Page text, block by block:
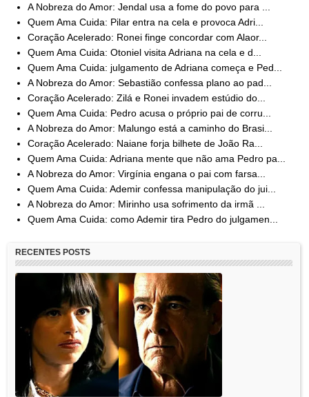
A Nobreza do Amor: Jendal usa a fome do povo para ...
Quem Ama Cuida: Pilar entra na cela e provoca Adri...
Coração Acelerado: Ronei finge concordar com Alaor...
Quem Ama Cuida: Otoniel visita Adriana na cela e d...
Quem Ama Cuida: julgamento de Adriana começa e Ped...
A Nobreza do Amor: Sebastião confessa plano ao pad...
Coração Acelerado: Zilá e Ronei invadem estúdio do...
Quem Ama Cuida: Pedro acusa o próprio pai de corru...
A Nobreza do Amor: Malungo está a caminho do Brasi...
Coração Acelerado: Naiane forja bilhete de João Ra...
Quem Ama Cuida: Adriana mente que não ama Pedro pa...
A Nobreza do Amor: Virgínia engana o pai com farsa...
Quem Ama Cuida: Ademir confessa manipulação do jui...
A Nobreza do Amor: Mirinho usa sofrimento da irmã ...
Quem Ama Cuida: como Ademir tira Pedro do julgamen...
RECENTES POSTS